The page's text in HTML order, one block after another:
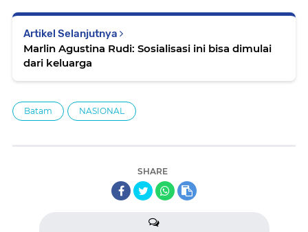
Artikel Selanjutnya
Marlin Agustina Rudi: Sosialisasi ini bisa dimulai
dari keluarga
Batam NASIONAL
SHARE